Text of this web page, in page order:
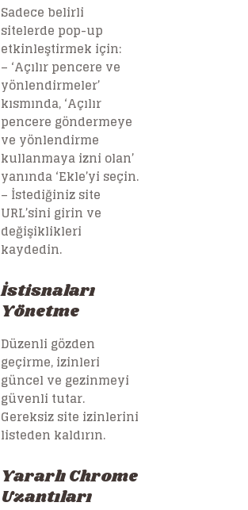
Sadece belirli
sitelerde pop-up
etkinleştirmek için:
– ‘Açılır pencere ve
yönlendirmeler’
kısmında, ‘Açılır
pencere göndermeye
ve yönlendirme
kullanmaya izni olan’
yanında ‘Ekle’yi seçin.
– İstediğiniz site
URL’sini girin ve
değişiklikleri
kaydedin.
İstisnaları
Yönetme
Düzenli gözden
geçirme, izinleri
güncel ve gezinmeyi
güvenli tutar.
Gereksiz site izinlerini
listeden kaldırın.
Yararlı Chrome
Uzantıları